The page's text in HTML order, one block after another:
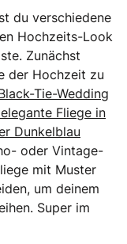
du verschiedene
Hochzeits-Look
Zunächst
der Hochzeit zu
Tie-Wedding
Fliege in
Dunkelblau
oder Vintage-
mit Muster
um deinem
Super im